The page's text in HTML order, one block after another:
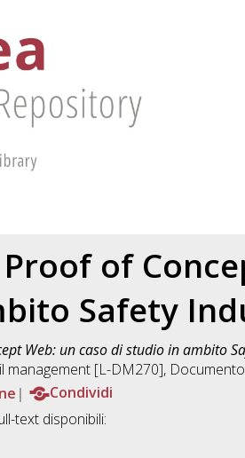
of
Safety
Web: un caso di studio in ambito
management [L-DM270],
Condividi
text disponibili: